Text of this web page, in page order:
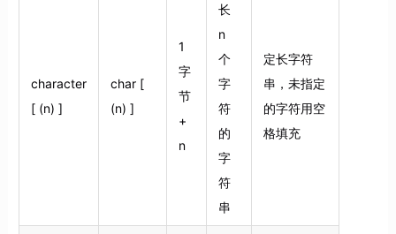
character
[ (n) ]
char [
(n) ]
1
字
节
+
n
长
n
个
字
符
的
字
符
串
定长字符
串，未指定
的字符用空
格填充